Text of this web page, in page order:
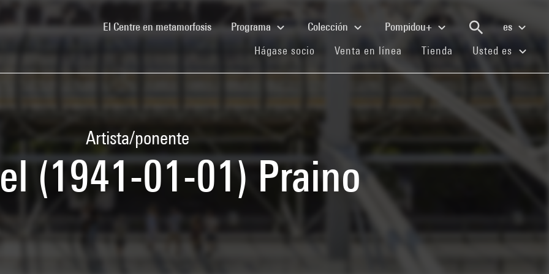
El Centre en metamorfosis(current)Programa Colección Pompidou+
es
Hágase socio (current)
Venta en línea (current)
Tienda (current)
Usted es
Artista/ponente
(1941-01-01) Praino